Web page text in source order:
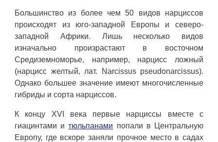
Большинство из более чем 50 видов нарциссов
происходят из юго-западной Европы и северо-
западной Африки. Лишь несколько видов
изначально произрастают в восточном
Средиземноморье, например, нарцисс ложный
(нарцисс желтый, лат. Narcissus pseudonarcissus).
Однако большее значение имеют многочисленные
гибриды и сорта нарциссов.
К концу XVI века первые нарциссы вместе с
гиацинтами итюльпанами попали в Центральную
Европу, где вскоре заняли прочное место в садах